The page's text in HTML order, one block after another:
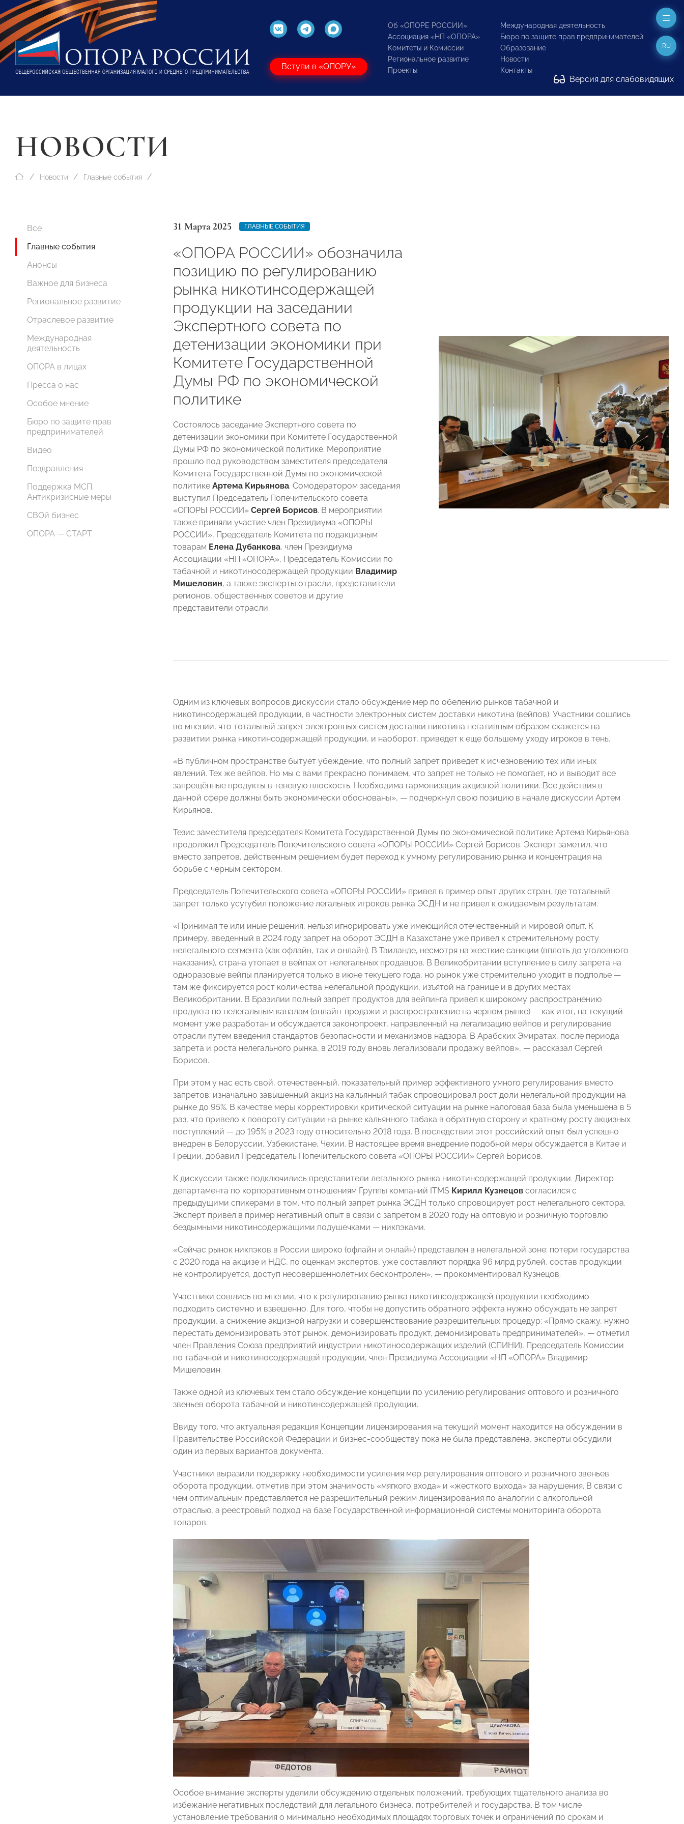
Вступи в «ОПОРУ»
Об «ОПОРЕ РОССИИ»
Ассоциация «НП «ОПОРА»
Комитеты и Комиссии
Региональное развитие
Проекты
Международная деятельность
Бюро по защите прав предпринимателей
Образование
Новости
Контакты
Версия для слабовидящих
RU
НОВОСТИ
Новости Главные события
Все
Главные события
Анонсы
Важное для бизнеса
Региональное развитие
Отраслевое развитие
Международная
деятельность
ОПОРА в лицах
Пресса о нас
Особое мнение
Бюро по защите прав
предпринимателей
Видео
Поздравления
Поддержка МСП.
Антикризисные меры
СВОй бизнес
ОПОРА — СТАРТ
31 Марта 2025 ГЛАВНЫЕ СОБЫТИЯ
«ОПОРА РОССИИ» обозначила
позицию по регулированию
рынка никотинсодержащей
продукции на заседании
Экспертного совета по
детенизации экономики при
Комитете Государственной
Думы РФ по экономической
политике
Состоялось заседание Экспертного совета по
детенизации экономики при Комитете Государственной
Думы РФ по экономической политике. Мероприятие
прошло под руководством заместителя председателя
Комитета Государственной Думы по экономической
политике Артема Кирьянова. Сомодератором заседания
выступил Председатель Попечительского совета
«ОПОРЫ РОССИИ» Сергей Борисов. В мероприятии
также приняли участие член Президиума «ОПОРЫ
РОССИИ», Председатель Комитета по подакцизным
товарам Елена Дубанкова, член Президиума
Ассоциации «НП «ОПОРА», Председатель Комиссии по
табачной и никотиносодержащей продукции Владимир
Мишеловин, а также эксперты отрасли, представители
регионов, общественных советов и другие
представители отрасли.
Одним из ключевых вопросов дискуссии стало обсуждение мер по обелению рынков табачной и
никотинсодержащей продукции, в частности электронных систем доставки никотина (вейпов). Участники сошлись
во мнении, что тотальный запрет электронных систем доставки никотина негативным образом скажется на
развитии рынка никотинсодержащей продукции, и наоборот, приведет к еще большему уходу игроков в тень.
«В публичном пространстве бытует убеждение, что полный запрет приведет к исчезновению тех или иных
явлений. Тех же вейпов. Но мы с вами прекрасно понимаем, что запрет не только не помогает, но и выводит все
запрещённые продукты в теневую плоскость. Необходима гармонизация акцизной политики. Все действия в
данной сфере должны быть экономически обоснованы», — подчеркнул свою позицию в начале дискуссии Артем
Кирьянов.
Тезис заместителя председателя Комитета Государственной Думы по экономической политике Артема Кирьянова
продолжил Председатель Попечительского совета «ОПОРЫ РОССИИ» Сергей Борисов. Эксперт заметил, что
вместо запретов, действенным решением будет переход к умному регулированию рынка и концентрация на
борьбе с черным сектором.
Председатель Попечительского совета «ОПОРЫ РОССИИ» привел в пример опыт других стран, где тотальный
запрет только усугубил положение легальных игроков рынка ЭСДН и не привел к ожидаемым результатам.
«Принимая те или иные решения, нельзя игнорировать уже имеющийся отечественный и мировой опыт. К
примеру, введенный в 2024 году запрет на оборот ЭСДН в Казахстане уже привел к стремительному росту
нелегального сегмента (как офлайн, так и онлайн). В Таиланде, несмотря на жесткие санкции (вплоть до уголовного
наказания), страна утопает в вейпах от нелегальных продавцов. В Великобритании вступление в силу запрета на
одноразовые вейпы планируется только в июне текущего года, но рынок уже стремительно уходит в подполье —
там же фиксируется рост количества нелегальной продукции, изъятой на границе и в других местах
Великобритании. В Бразилии полный запрет продуктов для вейпинга привел к широкому распространению
продукта по нелегальным каналам (онлайн-продажи и распространение на черном рынке) — как итог, на текущий
момент уже разработан и обсуждается законопроект, направленный на легализацию вейпов и регулирование
отрасли путем введения стандартов безопасности и механизмов надзора. В Арабских Эмиратах, после периода
запрета и роста нелегального рынка, в 2019 году вновь легализовали продажу вейпов», — рассказал Сергей
Борисов.
При этом у нас есть свой, отечественный, показательный пример эффективного умного регулирования вместо
запретов: изначально завышенный акциз на кальянный табак спровоцировал рост доли нелегальной продукции на
рынке до 95%. В качестве меры корректировки критической ситуации на рынке налоговая база была уменьшена в 5
раз, что привело к повороту ситуации на рынке кальянного табака в обратную сторону и кратному росту акцизных
поступлений — до 195% в 2023 году относительно 2018 года. В последствии этот российский опыт был успешно
внедрен в Белоруссии, Узбекистане, Чехии. В настоящее время внедрение подобной меры обсуждается в Китае и
Греции, добавил Председатель Попечительского совета «ОПОРЫ РОССИИ» Сергей Борисов.
К дискуссии также подключились представители легального рынка никотинсодержащей продукции. Директор
департамента по корпоративным отношениям Группы компаний ITMS Кирилл Кузнецов согласился с
предыдущими спикерами в том, что полный запрет рынка ЭСДН только спровоцирует рост нелегального сектора.
Эксперт привел в пример негативный опыт в связи с запретом в 2020 году на оптовую и розничную торговлю
бездымными никотинсодержащими подушечками — никпэками.
«Сейчас рынок никпэков в России широко (офлайн и онлайн) представлен в нелегальной зоне: потери государства
c 2020 года на акцизе и НДС, по оценкам экспертов, уже составляют порядка 96 млрд рублей, состав продукции
не контролируется, доступ несовершеннолетних бесконтролен», — прокомментировал Кузнецов.
Участники сошлись во мнении, что к регулированию рынка никотинсодержащей продукции необходимо
подходить системно и взвешенно. Для того, чтобы не допустить обратного эффекта нужно обсуждать не запрет
продукции, а снижение акцизной нагрузки и совершенствование разрешительных процедур: «Прямо скажу, нужно
перестать демонизировать этот рынок, демонизировать продукт, демонизировать предпринимателей», — отметил
член Правления Союза предприятий индустрии никотиносодержащих изделий (СПИНИ), Председатель Комиссии
по табачной и никотиносодержащей продукции, член Президиума Ассоциации «НП «ОПОРА» Владимир
Мишеловин.
Также одной из ключевых тем стало обсуждение концепции по усилению регулирования оптового и розничного
звеньев оборота табачной и никотинсодержащей продукции.
Ввиду того, что актуальная редакция Концепции лицензирования на текущий момент находится на обсуждении в
Правительстве Российской Федерации и бизнес-сообществу пока не была представлена, эксперты обсудили
один из первых вариантов документа.
Участники выразили поддержку необходимости усиления мер регулирования оптового и розничного звеньев
оборота продукции, отметив при этом значимость «мягкого входа» и «жесткого выхода» за нарушения. В связи с
чем оптимальным представляется не разрешительный режим лицензирования по аналогии с алкогольной
отраслью, а реестровый подход на базе Государственной информационной системы мониторинга оборота
товаров.
Особое внимание эксперты уделили обсуждению отдельных положений, требующих тщательного анализа во
избежание негативных последствий для легального бизнеса, потребителей и государства. В том числе
установление требования о минимально необходимых площадях торговых точек и ограничений по срокам и